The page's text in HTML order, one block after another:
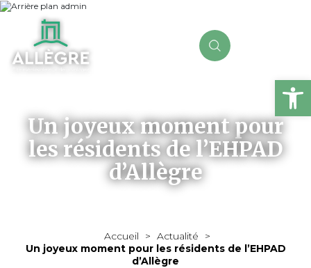
Un joyeux moment pour
les résidents de l’EHPAD
d’Allègre
Accueil > Actualité
>
Un joyeux moment pour les résidents de l’EHPAD
d’Allègre